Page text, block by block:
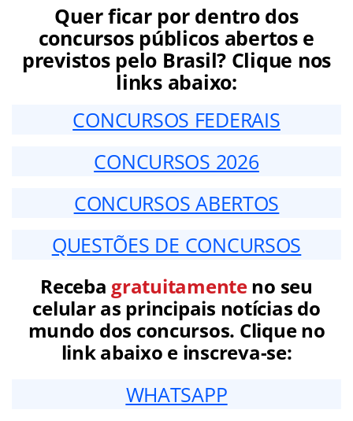
Quer ficar por dentro dos
concursos públicos abertos e
previstos pelo Brasil? Clique nos
links abaixo:
CONCURSOS FEDERAIS
CONCURSOS 2026
CONCURSOS ABERTOS
QUESTÕES DE CONCURSOS
Receba gratuitamenteno seu
celular as principais notícias do
mundo dos concursos. Clique no
link abaixo e inscreva-se:
WHATSAPP